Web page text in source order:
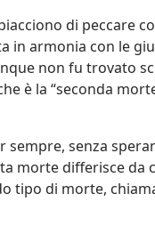
di peccare
in armonia con le
non fu trovato
è la “seconda
sempre, senza
morte differisce da
tipo di morte,